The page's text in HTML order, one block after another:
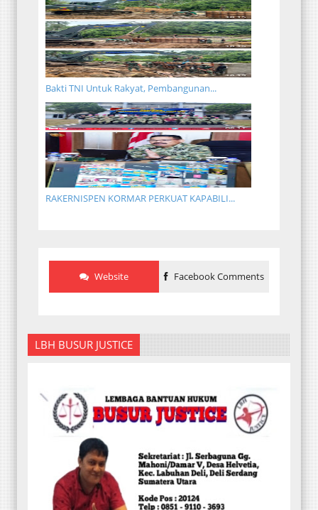
Bakti TNI Untuk Rakyat, Pembangunan...
RAKERNISPEN KORMAR PERKUAT KAPABILI...
Website Facebook Comments
LBH BUSUR JUSTICE